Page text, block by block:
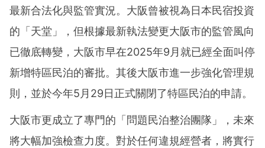
最新合法化與監管實況。大阪曾被視為日本民宿投資
的「天堂」，但根據最新執法變更大阪市的監管風向
已徹底轉變，大阪市早在2025年9月就已經全面叫停
新增特區民泊的審批。其後大阪市進一步強化管理規
則，並於今年5月29日正式關閉了特區民泊的申請。
大阪市更成立了專門的「問題民泊整治團隊」，未來
將大幅加強檢查力度。對於任何違規經營者，將實行